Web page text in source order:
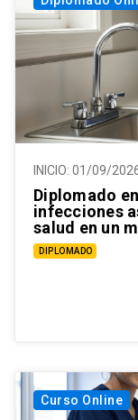
INICIO: 01/09/
Diplomado
infecciones
salud en un
DIPLOMADO
Curso Online